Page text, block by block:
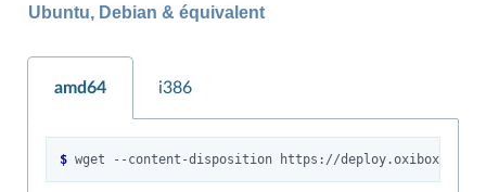
Ubuntu, Debian & équivalent
amd64 i386
$ wget --content-disposition